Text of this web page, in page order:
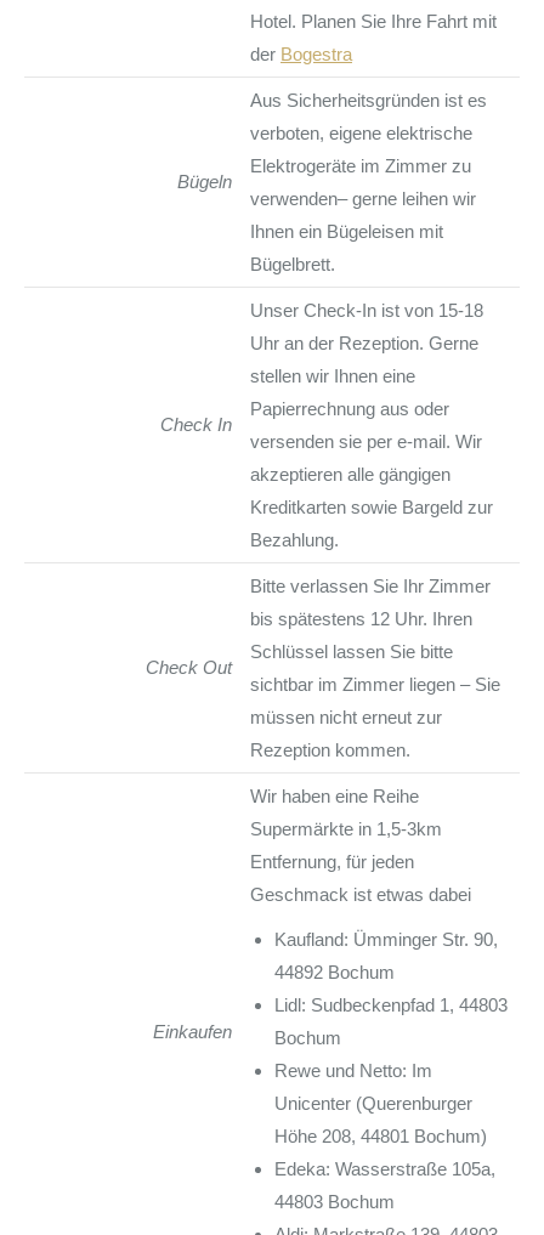
Hotel. Planen Sie Ihre Fahrt mit
der Bogestra
Bügeln
Aus Sicherheitsgründen ist es
verboten, eigene elektrische
Elektrogeräte im Zimmer zu
verwenden– gerne leihen wir
Ihnen ein Bügeleisen mit
Bügelbrett.
Check In
Unser Check-In ist von 15-18
Uhr an der Rezeption. Gerne
stellen wir Ihnen eine
Papierrechnung aus oder
versenden sie per e-mail. Wir
akzeptieren alle gängigen
Kreditkarten sowie Bargeld zur
Bezahlung.
Check Out
Bitte verlassen Sie Ihr Zimmer
bis spätestens 12 Uhr. Ihren
Schlüssel lassen Sie bitte
sichtbar im Zimmer liegen – Sie
müssen nicht erneut zur
Rezeption kommen.
Einkaufen
Wir haben eine Reihe
Supermärkte in 1,5-3km
Entfernung, für jeden
Geschmack ist etwas dabei
Kaufland: Ümminger Str. 90,
44892 Bochum
Lidl: Sudbeckenpfad 1, 44803
Bochum
Rewe und Netto: Im
Unicenter (Querenburger
Höhe 208, 44801 Bochum)
Edeka: Wasserstraße 105a,
44803 Bochum